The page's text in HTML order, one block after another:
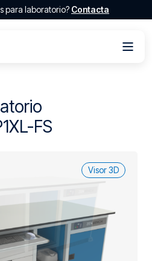
para laboratorio? Contacta
FS
Visor 3D